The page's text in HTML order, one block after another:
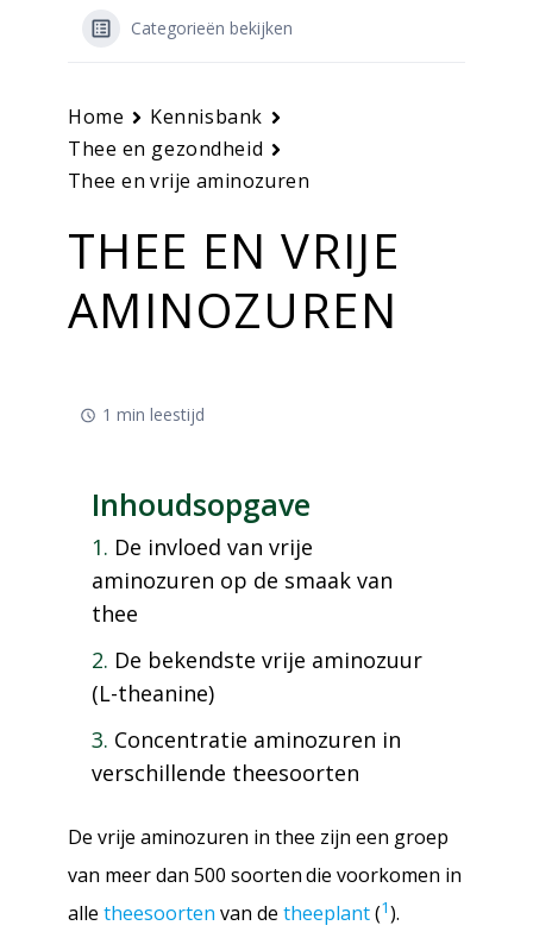
Categorieën bekijken
Home
Kennisbank
Thee en gezondheid
Thee en vrije aminozuren
THEE EN VRIJE
AMINOZUREN
1 min leestijd
Inhoudsopgave
De invloed van vrije
aminozuren op de smaak van
thee
De bekendste vrije aminozuur
(L-theanine)
Concentratie aminozuren in
verschillende theesoorten
De vrije aminozuren in thee zijn een groep
van meer dan 500 soortendie voorkomen in
alle theesoorten van de theeplant(1).